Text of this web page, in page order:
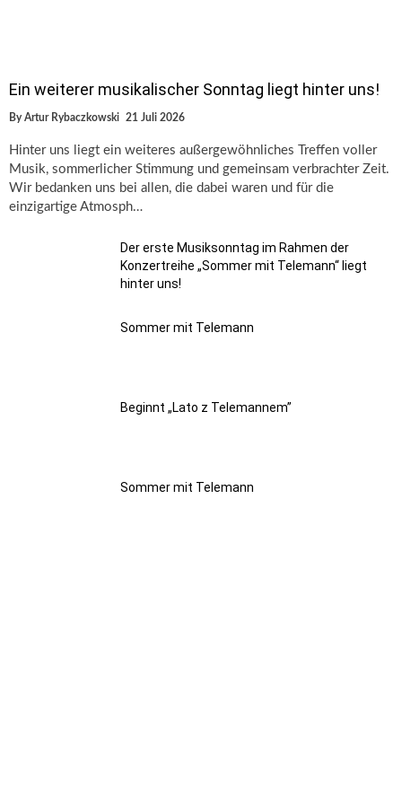
Ein weiterer musikalischer Sonntag liegt hinter uns!
ByArtur Rybaczkowski 21 Juli 2026
Hinter uns liegt ein weiteres außergewöhnliches Treffen voller
Musik, sommerlicher Stimmung und gemeinsam verbrachter Zeit.
Wir bedanken uns bei allen, die dabei waren und für die
einzigartige Atmosph…
Der erste Musiksonntag im Rahmen der
Konzertreihe „Sommer mit Telemann“ liegt
hinter uns!
Sommer mit Telemann
Beginnt „Lato z Telemannem”
Sommer mit Telemann